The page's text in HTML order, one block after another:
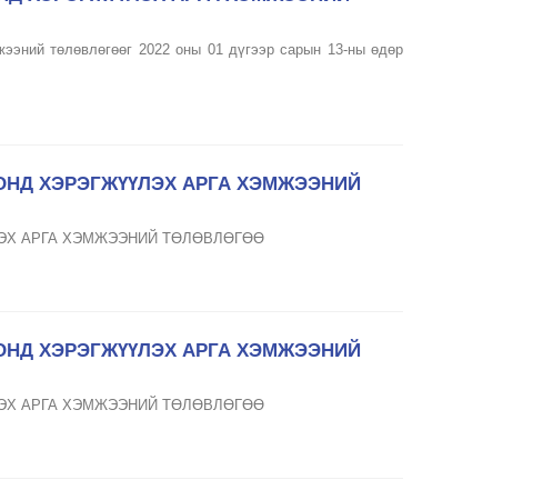
төлөвлөгөөг 2022 оны 01 дүгээр сарын 13-ны өдөр
ХЭРЭГЖҮҮЛЭХ АРГА ХЭМЖЭЭНИЙ
АРГА ХЭМЖЭЭНИЙ ТӨЛӨВЛӨГӨӨ
ХЭРЭГЖҮҮЛЭХ АРГА ХЭМЖЭЭНИЙ
АРГА ХЭМЖЭЭНИЙ ТӨЛӨВЛӨГӨӨ